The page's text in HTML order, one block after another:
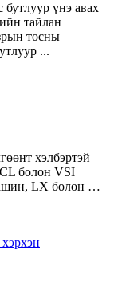
үнэ авах
тайлан
тосны
...
хэлбэртэй
болон VSI
LX болон …